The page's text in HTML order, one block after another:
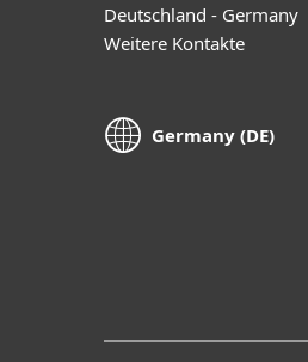
Deutschland - Germany
Weitere Kontakte
Germany (DE)